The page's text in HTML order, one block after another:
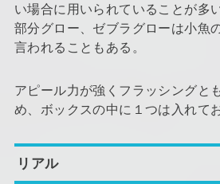
い場合に用いられていることが多い
部分グロー、ゼブラグローは小魚
言われることもある。
アピール力が強くフラッシングと
め、ボックスの中に１つは入れて
リアル